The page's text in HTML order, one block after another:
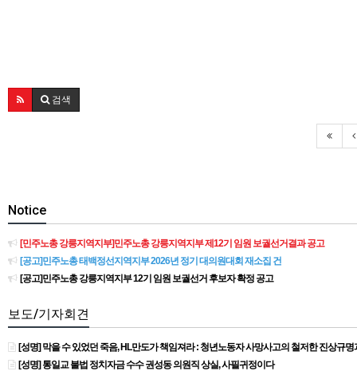
검색
Notice
[민주노총 강릉지역지부]민주노총 강릉지역지부 제12기 임원 보궐선거결과 공고
[공고]민주노총 태백정선지역지부 2026년 정기 대의원대회 재소집 건
[공고]민주노총 강릉지역지부 12기 임원 보궐선거 후보자 확정 공고
보도/기자회견
[성명] 막을 수 있었던 죽음, HL만도가 책임져라 : 청년노동자 사망사고의 철저한 진상규
[성명] 통일교 불법 정치자금 수수 권성동 의원직 상실, 사필귀정이다